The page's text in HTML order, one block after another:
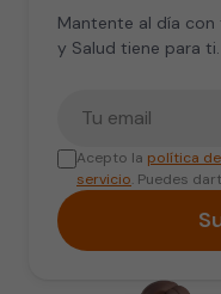
Mantente al día con
y Salud tiene para ti.
Acepto la política
servicio. Puedes